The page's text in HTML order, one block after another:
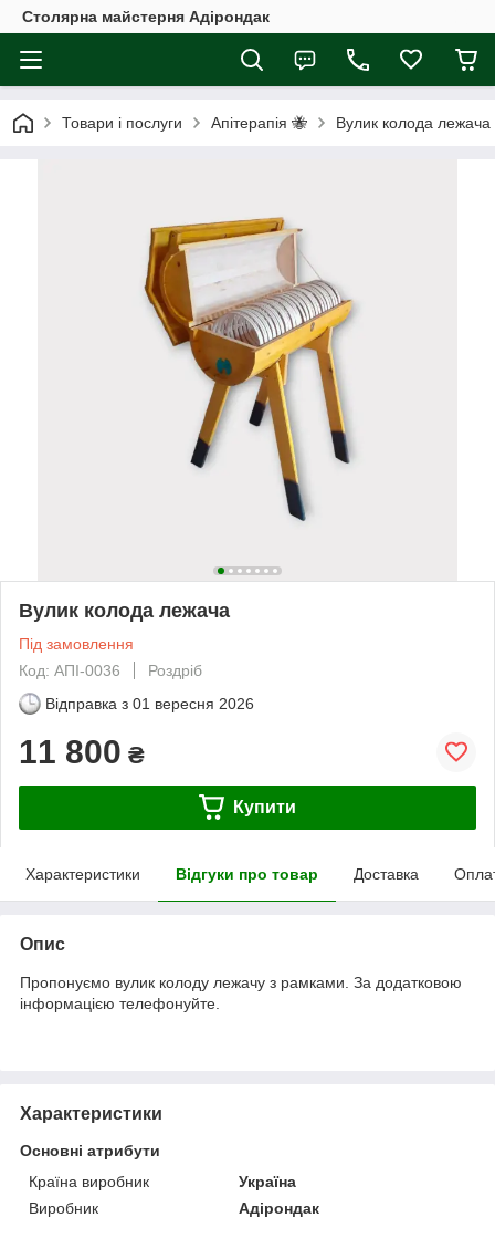
Столярна майстерня Адірондак
Товари і послуги Апітерапія 🐝 Вулик колода лежача
Вулик колода лежача
Під замовлення
Код: АПІ-0036
Роздріб
Відправка з 01 вересня 2026
11 800 ₴
Купити
Характеристики Відгуки про товар Доставка
Опис
Пропонуємо вулик колоду лежачу з рамками. За додатковою
інформацією телефонуйте.
Характеристики
Основні атрибути
Країна виробник
Україна
Виробник
Адірондак